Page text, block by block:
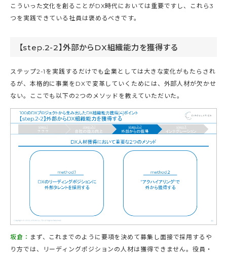
こういった文化を創ることがDX時代においては重要ですし、これら3
つを実践できている社員は褒めるべきです。
【step.2-2】外部からDX組織能力を獲得する
ステップ2-1を実践するだけでも企業としては大きな変化がもたらされ
るが、本格的に事業をDXで変革していくためには、外部人材が欠かせ
ない。ここでも以下の2つのメソッドを教えていただいた。
坂倉： まず、これまでのように要項を決めて募集し面接で採用するや
り方では、リーディングポジションの人材は獲得できません。役員・